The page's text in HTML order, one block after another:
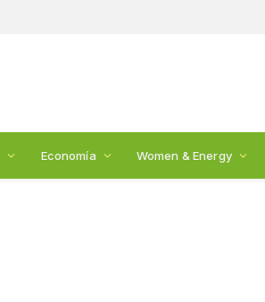
Economía Women & Energy